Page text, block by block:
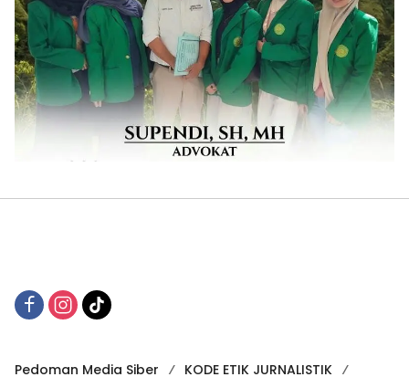
Pedoman Media Siber KODE ETIK JURNALISTIK